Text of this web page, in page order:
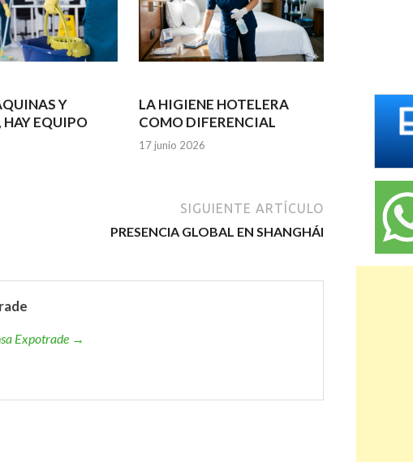
Y
EQUIPO
LA HIGIENE HOTELERA
COMO DIFERENCIAL
17 junio 2026
SIGUIENTE ARTÍCULO
PRESENCIA GLOBAL EN SHANGHÁI
Expotrade →